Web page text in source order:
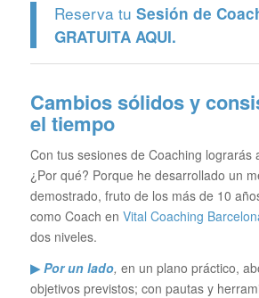
Reserva tu Sesión de
GRATUITA AQUI.
Cambios sólidos y
el tiempo
Con tus sesiones de Coaching lograrás
¿Por qué? Porque he desarrollado un
demostrado, fruto de los más de 10
como Coach en Vital Coaching
dos niveles.
▶Por un lado, en un plano práctico,
objetivos previstos; con pautas y